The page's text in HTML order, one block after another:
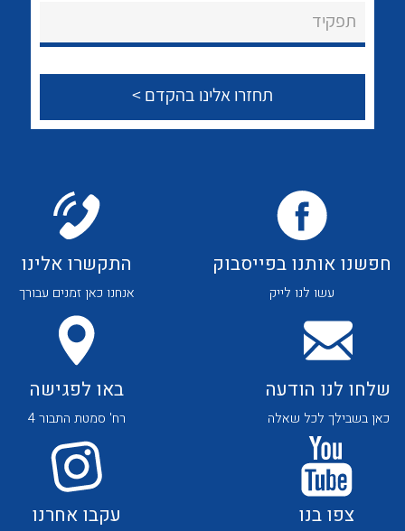
צור קשר
לכל מוצרי היצרן לכל מוצרי היצרן
תפקיד
חפשנו אותנו בפייסבוק
עשו לנו לייק
התקשרו אלינו
אנחנו כאן זמנים עבורך
שלחו לנו הודעה
כאן בשבילך לכל שאלה
באו לפגישה
רח' סמטת התבור 4
צפו בנו עקבו אחרנו